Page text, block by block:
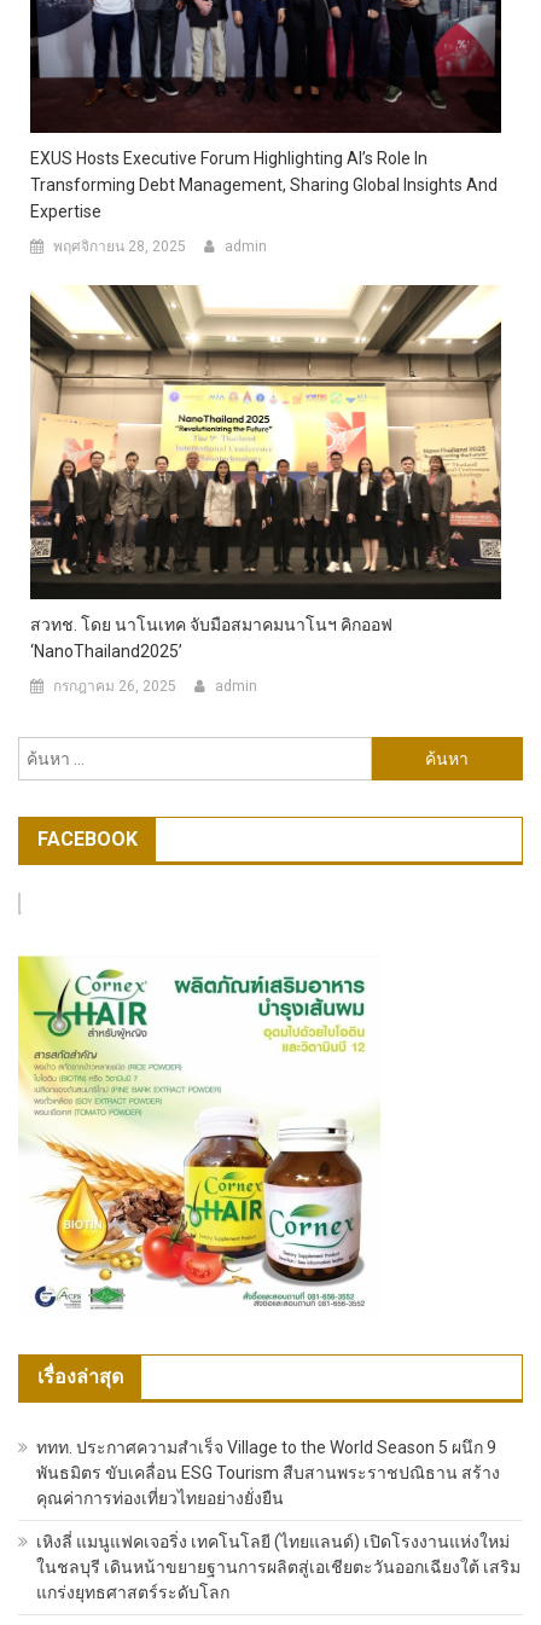
EXUS Hosts Executive Forum Highlighting AI’s Role In
Transforming Debt Management, Sharing Global Insights And
Expertise
พฤศจิกายน 28, 2025 admin
สวทช. โดย นาโนเทค จับมือสมาคมนาโนฯ คิกออฟ
‘NanoThailand2025’
กรกฎาคม 26, 2025 admin
สำหรับ:
FACEBOOK
เรื่องล่าสุด
ททท. ประกาศความสำเร็จ Village to the World Season 5 ผนึก 9
พันธมิตร ขับเคลื่อน ESG Tourism สืบสานพระราชปณิธาน สร้าง
คุณค่าการท่องเที่ยวไทยอย่างยั่งยืน
เหิงลี่ แมนูแฟคเจอริ่ง เทคโนโลยี (ไทยแลนด์) เปิดโรงงานแห่งใหม่
ในชลบุรี เดินหน้าขยายฐานการผลิตสู่เอเชียตะวันออกเฉียงใต้ เสริม
แกร่งยุทธศาสตร์ระดับโลก